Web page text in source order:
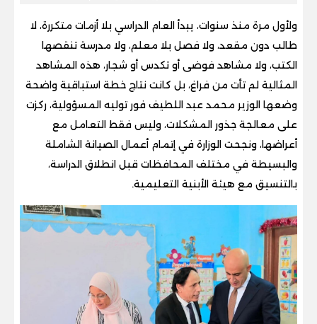
ولأول مرة منذ سنوات، يبدأ العام الدراسي بلا أزمات متكررة، لا
طالب دون مقعد، ولا فصل بلا معلم، ولا مدرسة تنقصها
الكتب، ولا مشاهد فوضى أو تكدس أو شجار، هذه المشاهد
المثالية لم تأت من فراغ، بل كانت نتاج خطة استباقية واضحة
وضعها الوزير محمد عبد اللطيف فور توليه المسؤولية، ركزت
على معالجة جذور المشكلات، وليس فقط التعامل مع
أعراضها، ونجحت الوزارة في إتمام أعمال الصيانة الشاملة
والبسيطة في مختلف المحافظات قبل انطلاق الدراسة،
بالتنسيق مع هيئة الأبنية التعليمية.